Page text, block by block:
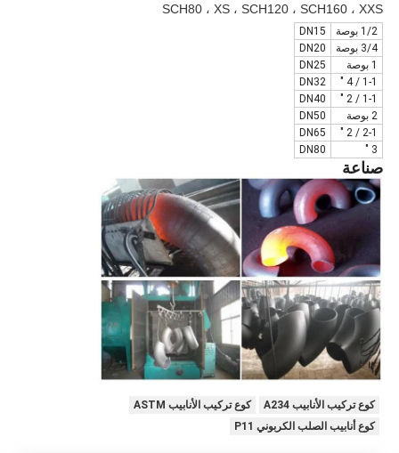
SCH80 ، XS ، SCH120 ، SCH160 ، XXS
1/2 بوصة
DN15
3/4 بوصة
DN20
1 بوصة
DN25
1-1 / 4 "
DN32
1-1 / 2 "
DN40
2 بوصة
DN50
2-1 / 2 "
DN65
3 "
DN80
صناعة
كوع تركيب الأنابيب A234
كوع تركيب الأنابيب ASTM
كوع أنابيب الصلب الكربوني P11